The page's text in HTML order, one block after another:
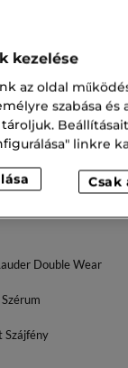
Revitalizing
Soft Crème
Ft
Double Wear
Szájfény
kezelése
az oldal
szabása
linkre
Csak